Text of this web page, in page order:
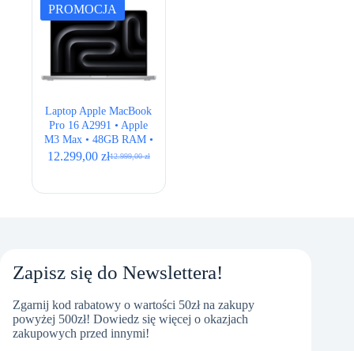
PROMOCJA
Laptop Apple MacBook
Pro 16 A2991 • Apple
M3 Max • 48GB RAM •
512GB SSD • 16,2″
12.999,00zł
Pierwotna
wynosiła:
12.299,00 zł
Aktualna
wynosi:
Zapisz się do Newslettera!
Zgarnij kod rabatowy o wartości 50zł na zakupy
powyżej 500zł! Dowiedz się więcej o okazjach
zakupowych przed innymi!